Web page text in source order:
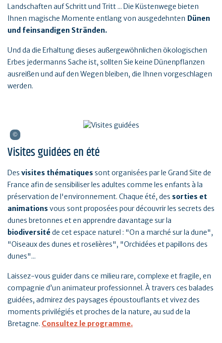
Landschaften auf Schritt und Tritt ... Die Küstenwege bieten
Ihnen magische Momente entlang von ausgedehnten Dünen
und feinsandigen Stränden.
Und da die Erhaltung dieses außergewöhnlichen ökologischen
Erbes jedermanns Sache ist, sollten Sie keine Dünenpflanzen
ausreißen und auf den Wegen bleiben, die Ihnen vorgeschlagen
werden.
Visites guidées en été
Des visites thématiques sont organisées par le Grand Site de
France afin de sensibiliser les adultes comme les enfants à la
préservation de l'environnement. Chaque été, des sorties et
animations vous sont proposées pour découvrir les secrets des
dunes bretonnes et en apprendre davantage sur la
biodiversité de cet espace naturel : "On a marché sur la dune",
"Oiseaux des dunes et roselières", "Orchidées et papillons des
dunes"...
Laissez-vous guider dans ce milieu rare, complexe et fragile, en
compagnie d’un animateur professionnel. À travers ces balades
guidées, admirez des paysages époustouflants et vivez des
moments privilégiés et proches de la nature, au sud de la
Bretagne. Consultez le programme.